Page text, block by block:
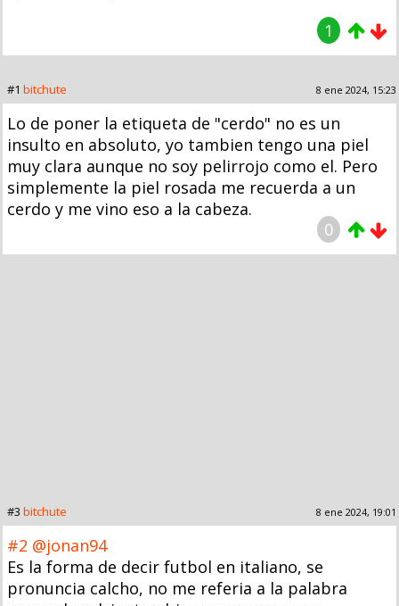
1
#1 bitchute 8 ene 2024, 15:23
Lo de poner la etiqueta de "cerdo" no es un
insulto en absoluto, yo tambien tengo una piel
muy clara aunque no soy pelirrojo como el. Pero
simplemente la piel rosada me recuerda a un
cerdo y me vino eso a la cabeza.
0
#3 bitchute 8 ene 2024, 19:01
#2 @jonan94
Es la forma de decir futbol en italiano, se
pronuncia calcho, no me referia a la palabra